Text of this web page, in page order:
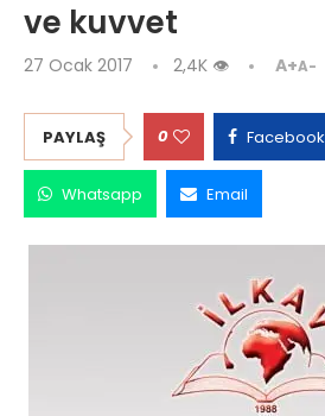
ve kuvvet
27 Ocak 2017 2,4K 👁 A+A-
PAYLAŞ 0 Facebook
Whatsapp Email